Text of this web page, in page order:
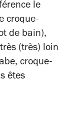
le
croque-
de bain),
(très) loin
croque-
êtes